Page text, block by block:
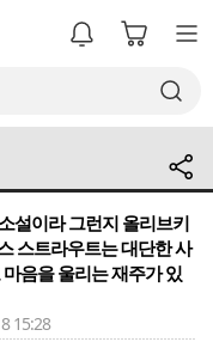
설이라 그런지 올리브키
스트라우트는 대단한 사
음을 울리는 재주가 있
15:28